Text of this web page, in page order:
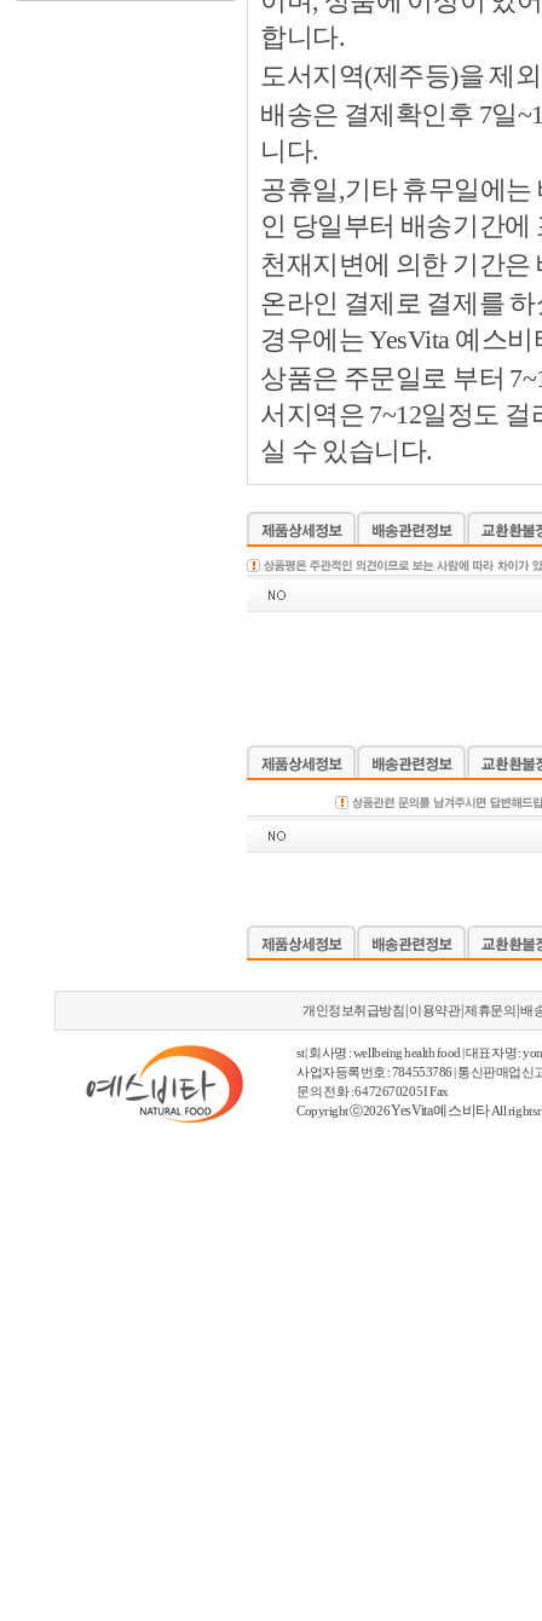
합니다.
도서지역(제주등)을 제
배송은 결제확인후 7일
니다.
공휴일,기타 휴무일에
인 당일부터 배송기간에
천재지변에 의한 기간
온라인 결제로 결제를
경우에는 YesVita 예스
상품은 주문일로 부터
서지역은 7~12일정도
실 수 있습니다.
개인정보취급방침 이용약관|제휴문의 |배
st | 회사명 : wellbeing health food | 대표자명 :
사업자등록번호 : 784553786 | 통신판매업신
문의 전화 : 6472670205 I Fax
Copyright ⓒ2026YesVita 예스비타All rights